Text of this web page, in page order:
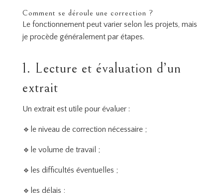
Comment se déroule une correction ?
Le fonctionnement peut varier selon les projets, mais
je procède généralement par étapes.
1. Lecture et évaluation d’un
extrait
Un extrait est utile pour évaluer :
🔹le niveau de correction nécessaire ;
🔹le volume de travail ;
🔹les difficultés éventuelles ;
🔹les délais ;